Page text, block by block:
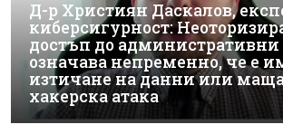
Д-р Християн Даскалов,
киберсигурност:
достъп до
означава непременно, че е
изтичане на данни или
хакерска атака